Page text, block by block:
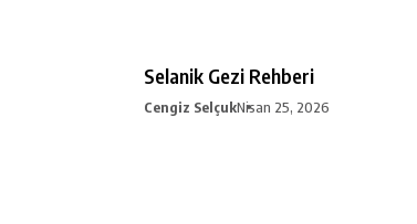
Selanik Gezi Rehberi
Cengiz SelçukNisan 25, 2026